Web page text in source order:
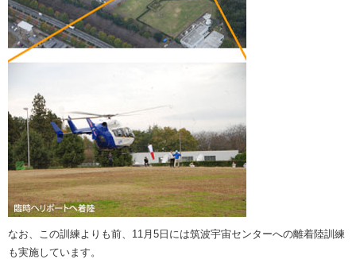
なお、この訓練よりも前、11月5日には筑波宇宙センターへの離着陸訓練
も実施しています。